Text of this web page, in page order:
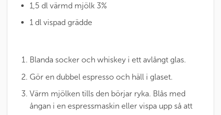
1,5 dl värmd mjölk 3%
1 dl vispad grädde
Blanda socker och whiskey i ett avlångt glas.
Gör en dubbel espresso och häll i glaset.
Värm mjölken tills den börjar ryka. Blås med
ångan i en espressmaskin eller vispa upp så att